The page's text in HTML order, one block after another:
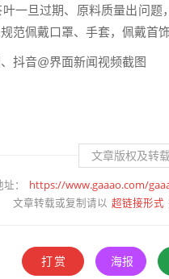
一旦过期、原料质量出问题
范佩戴口罩、手套，佩戴首
抖音@界面新闻视频截图
文章版权及转
： https://www.gaaao.com/
文章转载或复制请以 超链接形式
打赏 海报